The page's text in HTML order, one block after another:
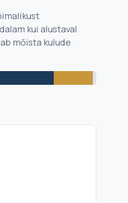
kui alustaval
mõista kulude